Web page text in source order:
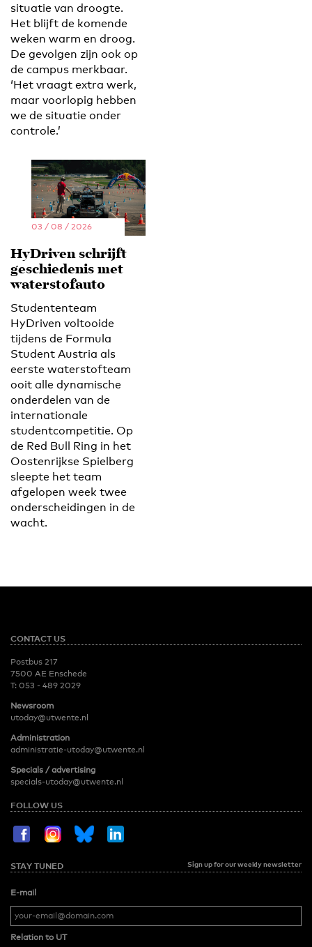
situatie van droogte.
Het blijft de komende
weken warm en droog.
De gevolgen zijn ook op
de campus merkbaar.
‘Het vraagt extra werk,
maar voorlopig hebben
we de situatie onder
controle.’
03 / 08 / 2026
HyDriven schrijft
geschiedenis met
waterstofauto
Studententeam
HyDriven voltooide
tijdens de Formula
Student Austria als
eerste waterstofteam
ooit alle dynamische
onderdelen van de
internationale
studentcompetitie. Op
de Red Bull Ring in het
Oostenrijkse Spielberg
sleepte het team
afgelopen week twee
onderscheidingen in de
wacht.
CONTACT US
Postbus 217
7500 AE Enschede
T: 053 - 489 2029
Newsroom
utoday@utwente.nl
Administration
administratie-utoday@utwente.nl
Specials / advertising
specials-utoday@utwente.nl
FOLLOW US
STAY TUNED Sign up for our weekly newsletter
E-mail
Relation to UT